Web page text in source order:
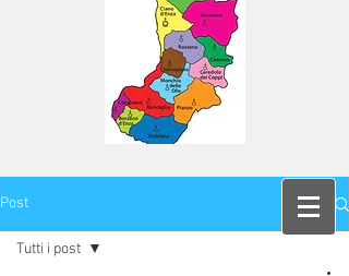
Post
Tutti i post